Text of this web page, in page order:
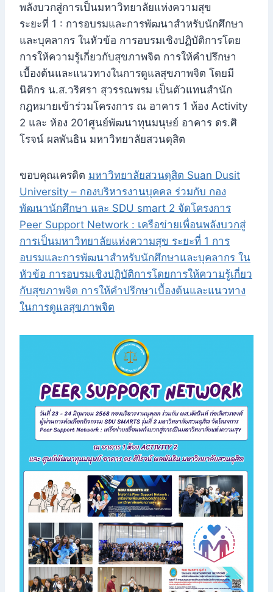
พลังบวกสู่การเป็นมหาวิทยาลัยแห่งความสุข
ระยะที่ 1 : การอบรมและการพัฒนาสำหรับนักศึกษา
และบุคลากร ในหัวข้อ การอบรมเชิงปฏิบัติการโดย
การให้ความรู้เกี่ยวกับสุขภาพจิต การให้คำปรึกษา
เบื้องต้นและแนวทางในการดูแลสุขภาพจิต โดยมี
นิติกร น.ส.วริศรา สุวรรณพรม เป็นตัวแทนสำนัก
กฎหมายเข้าร่วมโครงการ ณ อาคาร 1 ห้อง Activity
2 และ ห้อง 201ศูนย์พัฒนาทุนมนุษย์ อาคาร ดร.ศิ
โรจน์ ผลพันธิน มหาวิทยาลัยสวนดุสิต
ขอบคุณเครดิต มหาวิทยาลัยสวนดุสิต Suan Dusit
University – กองบริหารงานบุคคล ร่วมกับ กอง
พัฒนานักศึกษา และ SDU smart 2 จัดโครงการ
Peer Support Network : เครือข่ายเพื่อนพลังบวกสู่
การเป็นมหาวิทยาลัยแห่งความสุข ระยะที่ 1 การ
อบรมและการพัฒนาสำหรับนักศึกษาและบุคลากร ใน
หัวข้อ การอบรมเชิงปฏิบัติการโดยการให้ความรู้เกี่ยว
กับสุขภาพจิต การให้คำปรึกษาเบื้องต้นและแนวทาง
ในการดูแลสุขภาพจิต